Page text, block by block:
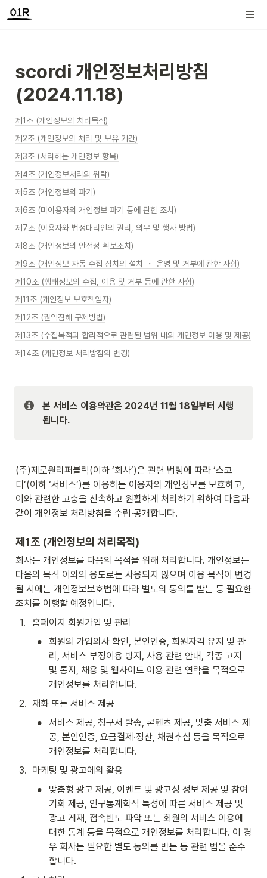
scordi 개인정보처리방침
(2024.11.18)
제1조 (개인정보의 처리목적)
제2조 (개인정보의 처리 및 보유 기간)
제3조 (처리하는 개인정보 항목)
제4조 (개인정보처리의 위탁)
제5조 (개인정보의 파기)
제6조 (미이용자의 개인정보 파기 등에 관한 조치)
제7조 (이용자와 법정대리인의 권리, 의무 및 행사 방법)
제8조 (개인정보의 안전성 확보조치)
제9조 (개인정보 자동 수집 장치의 설치 ・ 운영 및 거부에 관한 사항)
제10조 (행태정보의 수집, 이용 및 거부 등에 관한 사항)
제11조 (개인정보 보호책임자)
제12조 (권익침해 구제방법)
제13조 (수집목적과 합리적으로 관련된 범위 내의 개인정보 이용 및 제공)
제14조 (개인정보 처리방침의 변경)
본 서비스 이용약관은 2024년 11월 18일부터 시행
됩니다.
(주)제로원리퍼블릭(이하 ‘회사’)은 관련 법령에 따라 ‘스코
디’(이하 ‘서비스’)를 이용하는 이용자의 개인정보를 보호하고,
이와 관련한 고충을 신속하고 원활하게 처리하기 위하여 다음과
같이 개인정보 처리방침을 수립·공개합니다.
제1조 (개인정보의 처리목적)
회사는 개인정보를 다음의 목적을 위해 처리합니다. 개인정보는
다음의 목적 이외의 용도로는 사용되지 않으며 이용 목적이 변경
될 시에는 개인정보보호법에 따라 별도의 동의를 받는 등 필요한
조치를 이행할 예정입니다.
1. 홈페이지 회원가입 및 관리
•
회원의 가입의사 확인, 본인인증, 회원자격 유지 및 관
리, 서비스 부정이용 방지, 사용 관련 안내, 각종 고지
및 통지, 채용 및 웹사이트 이용 관련 연락을 목적으로
개인정보를 처리합니다.
2. 재화 또는 서비스 제공
•
서비스 제공, 청구서 발송, 콘텐츠 제공, 맞춤 서비스 제
공, 본인인증, 요금결제·정산, 채권추심 등을 목적으로
개인정보를 처리합니다.
3. 마케팅 및 광고에의 활용
•
맞춤형 광고 제공, 이벤트 및 광고성 정보 제공 및 참여
기회 제공, 인구통계학적 특성에 따른 서비스 제공 및
광고 게재, 접속빈도 파악 또는 회원의 서비스 이용에
대한 통계 등을 목적으로 개인정보를 처리합니다. 이 경
우 회사는 필요한 별도 동의를 받는 등 관련 법을 준수
합니다.